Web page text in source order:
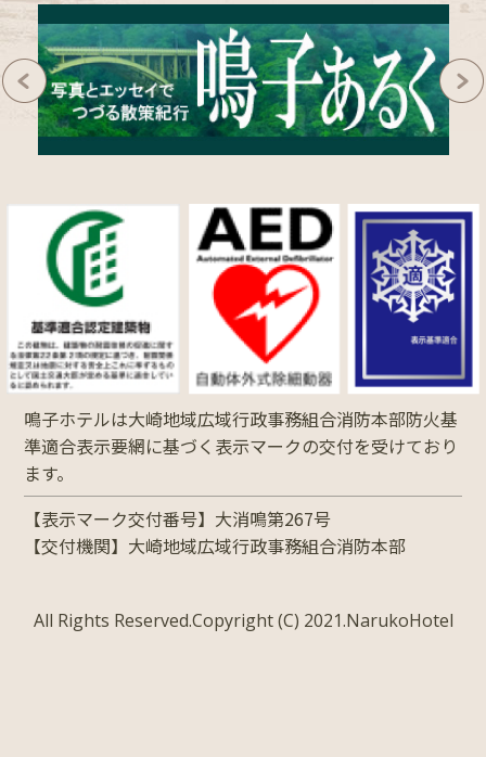
鳴子ホテルは大崎地域広域行政事務組合消防本部防火基
準適合表示要網に基づく表示マークの交付を受けており
ます。
【表示マーク交付番号】大消鳴第267号
【交付機関】大崎地域広域行政事務組合消防本部
All Rights Reserved.Copyright (C) 2021.NarukoHotel